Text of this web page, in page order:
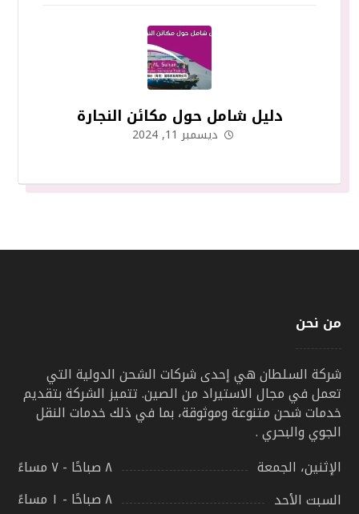
دليل شامل حول مكائن النجارة
ديسمبر 11, 2024
من نحن
شركة السلطان هي إحدى شركات الشحن الدولية التي
تعمل في مجال الاستيراد من الصين. تتميز الشركة بتقديم
خدمات شحن متنوعة وموثوقة، بما في ذلك خدمات النقل
الجوي والبحري .
الإثنين، الجمعة
٨ صباحًا - ٧ مساءً
السبت الأحد
٨ صباحًا - ١ مساءً